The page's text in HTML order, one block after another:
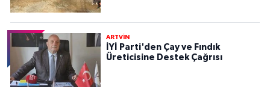
ARTVİN
İYİ Parti'den Çay ve Fındık
Üreticisine Destek Çağrısı